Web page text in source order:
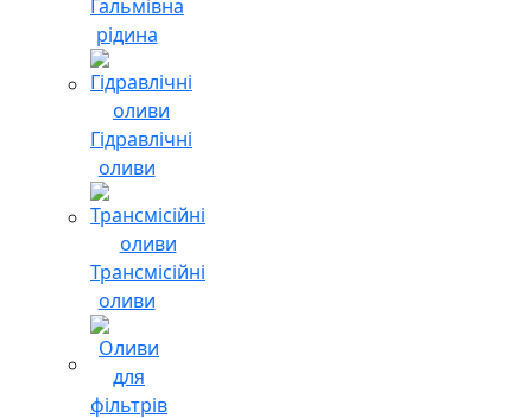
Гальмівна
рідина
Гідравлічні
оливи
Трансмісійні
оливи